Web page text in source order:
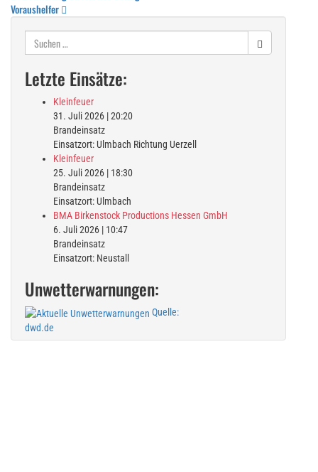
Voraushelfer
Suchen
nach:
Letzte Einsätze:
Kleinfeuer
31. Juli 2026 |20:20
Brandeinsatz
Einsatzort: Ulmbach Richtung Uerzell
Kleinfeuer
25. Juli 2026 | 18:30
Brandeinsatz
Einsatzort: Ulmbach
BMA Birkenstock Productions Hessen GmbH
6. Juli 2026 | 10:47
Brandeinsatz
Einsatzort: Neustall
Unwetterwarnungen:
Quelle:
dwd.de